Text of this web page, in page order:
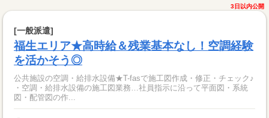
3日以内公開
[一般派遣]
福生エリア★高時給＆残業基本なし！空調経験
を活かそう◎
公共施設の空調・給排水設備★T-fasで施工図作成・修正・チェック♪
・空調・給排水設備の施工図業務…社員指示に沿って平面図・系統
図・配管図の作...